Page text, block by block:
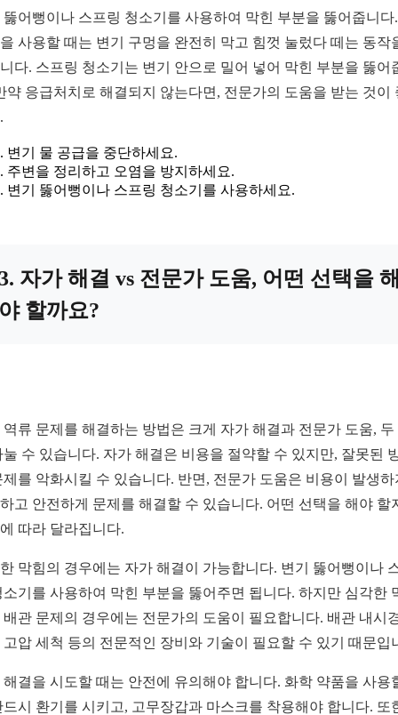
뚫어뻥이나 스프링 청소기를 사용하여 막힌 부분을 뚫어줍니다
사용할 때는 변기 구멍을 완전히 막고 힘껏 눌렀다 떼는 동작
다. 스프링 청소기는 변기 안으로 밀어 넣어 막힌 부분을 뚫어
약 응급처치로 해결되지 않는다면, 전문가의 도움을 받는 것이
변기 물 공급을 중단하세요.
주변을 정리하고 오염을 방지하세요.
변기 뚫어뻥이나 스프링 청소기를 사용하세요.
자가 해결 vs 전문가 도움, 어떤 선택을
할까요?
역류 문제를 해결하는 방법은 크게 자가 해결과 전문가 도움, 두
눌 수 있습니다. 자가 해결은 비용을 절약할 수 있지만, 잘못된
제를 악화시킬 수 있습니다. 반면, 전문가 도움은 비용이 발생하
고 안전하게 문제를 해결할 수 있습니다. 어떤 선택을 해야 할
따라 달라집니다.
막힘의 경우에는 자가 해결이 가능합니다. 변기 뚫어뻥이나
소기를 사용하여 막힌 부분을 뚫어주면 됩니다. 하지만 심각한
배관 문제의 경우에는 전문가의 도움이 필요합니다. 배관 내시
고압 세척 등의 전문적인 장비와 기술이 필요할 수 있기 때문입
해결을 시도할 때는 안전에 유의해야 합니다. 화학 약품을 사용
드시 환기를 시키고, 고무장갑과 마스크를 착용해야 합니다. 또